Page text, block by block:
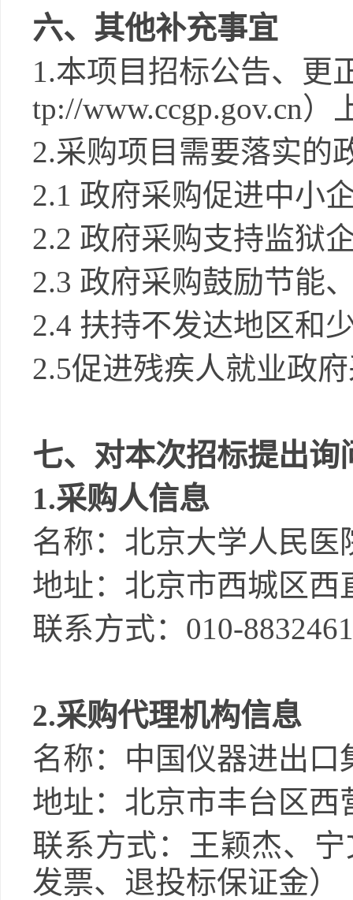
六、其他补充事宜
1.本项目招标公告、更
tp://www.ccgp.gov.cn）
2.采购项目需要落实的
2.1 政府采购促进中小
2.2 政府采购支持监狱
2.3 政府采购鼓励节能
2.4 扶持不发达地区和
2.5促进残疾人就业政
七、对本次招标提出
1.采购人信息
名称： 北京大学人民医
地址： 北京市西城区西
联系方式： 010-
2.采购代理机构信息
名称： 中国仪器进出口
地址： 北京市丰台区西
联系方式： 王颖杰、
发票、退投标保证金）